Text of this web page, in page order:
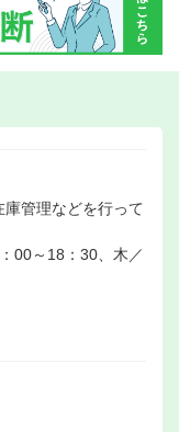
管理などを行って
00～18：30、木／